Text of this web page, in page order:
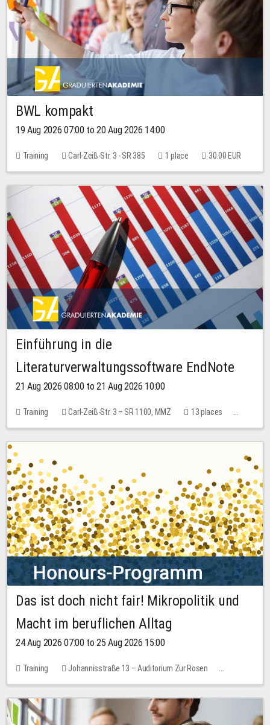
BWL kompakt
19 Aug 2026 07:00 to 20 Aug 2026 14:00
Training Carl-Zeiß-Str. 3 - SR 385 1 place 30.00 EUR
Einführung in die
Literaturverwaltungssoftware EndNote
21 Aug 2026 08:00 to 21 Aug 2026 10:00
Training Carl-Zeiß-Str. 3 – SR 1100, MMZ
13 places
10.00 EUR
Das ist doch nicht fair! Mikropolitik und
Macht im beruflichen Alltag
24 Aug 2026 07:00 to 25 Aug 2026 15:00
Training
Johannisstraße 13 – Auditorium Zur Rosen
No free places